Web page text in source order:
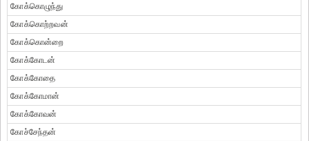
கோக்கொழுந்து
கோக்கொற்றவன்
கோக்கொன்றை
கோக்கோடன்
கோக்கோதை
கோக்கோமான்
கோக்கோவன்
கோச்சேந்தன்